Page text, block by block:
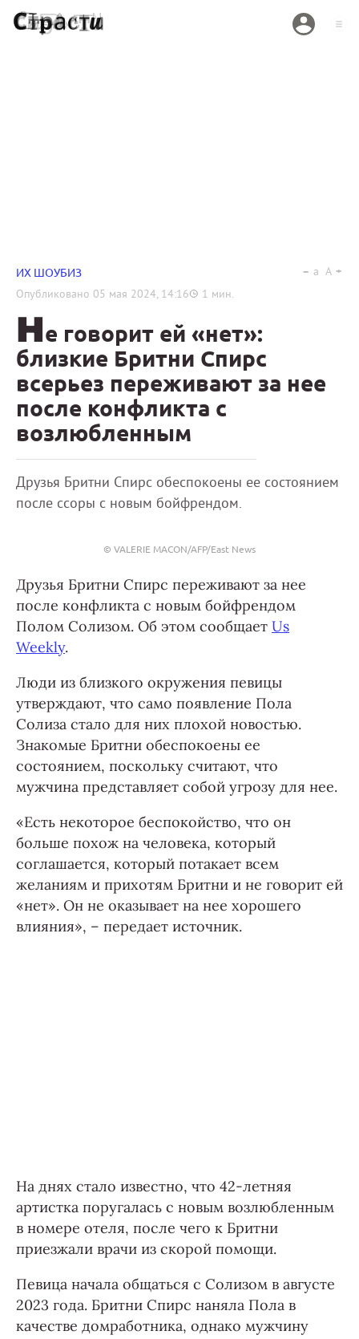
ИХ ШОУБИЗ
Опубликовано 05 мая 2024, 14:16 1 мин.
a A
Не говорит ей «нет»:
близкие Бритни Спирс
всерьез переживают за нее
после конфликта с
возлюбленным
Друзья Бритни Спирс обеспокоены ее состоянием
после ссоры с новым бойфрендом.
© VALERIE MACON/AFP/East News
Друзья Бритни Спирс переживают за нее
после конфликта с новым бойфрендом
Полом Солизом. Об этом сообщает Us
Weekly.
Люди из близкого окружения певицы
утверждают, что само появление Пола
Солиза стало для них плохой новостью.
Знакомые Бритни обеспокоены ее
состоянием, поскольку считают, что
мужчина представляет собой угрозу для нее.
«Есть некоторое беспокойство, что он
больше похож на человека, который
соглашается, который потакает всем
желаниям и прихотям Бритни и не говорит ей
«нет». Он не оказывает на нее хорошего
влияния», – передает источник.
На днях стало известно, что 42-летняя
артистка поругалась с новым возлюбленным
в номере отеля, после чего к Бритни
приезжали врачи из скорой помощи.
Певица начала общаться с Солизом в августе
2023 года. Бритни Спирс наняла Пола в
качестве домработника, однако мужчину